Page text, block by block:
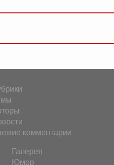
комментарии
Галерея
Юмор